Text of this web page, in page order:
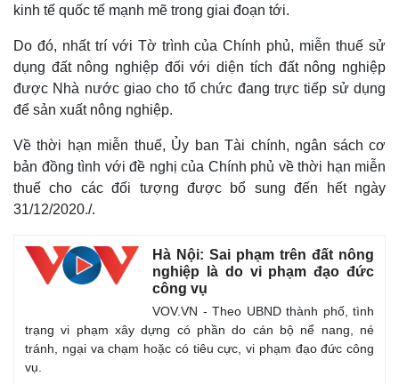
kinh tế quốc tế mạnh mẽ trong giai đoạn tới.
Do đó, nhất trí với Tờ trình của Chính phủ, miễn thuế sử
dụng đất nông nghiệp đối với diện tích đất nông nghiệp
được Nhà nước giao cho tổ chức đang trực tiếp sử dụng
để sản xuất nông nghiệp.
Về thời hạn miễn thuế, Ủy ban Tài chính, ngân sách cơ
bản đồng tình với đề nghị của Chính phủ về thời hạn miễn
thuế cho các đối tượng được bổ sung đến hết ngày
31/12/2020./.
Hà Nội: Sai phạm trên đất nông
nghiệp là do vi phạm đạo đức
công vụ
VOV.VN - Theo UBND thành phố, tình
trạng vi phạm xây dựng có phần do cán bộ nể nang, né
tránh, ngại va chạm hoặc có tiêu cực, vi phạm đạo đức công
vụ.